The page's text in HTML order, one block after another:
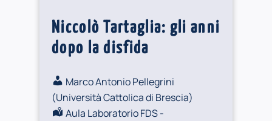
Niccolò Tartaglia: gli anni
dopo la disfida
Marco Antonio Pellegrini
(Università Cattolica di Brescia)
Aula Laboratorio FDS -